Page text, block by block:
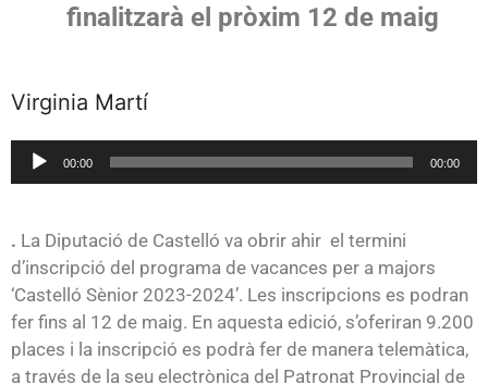
finalitzarà el pròxim 12 de maig
Virginia Martí
Reproductor
de
00:00 00:00
. La Diputació de Castelló va obrir ahir el termini
d’inscripció del programa de vacances per a majors
‘Castelló Sènior 2023-2024’. Les inscripcions es podran
fer fins al 12 de maig. En aquesta edició, s’oferiran 9.200
places i la inscripció es podrà fer de manera telemàtica,
a través de la seu electrònica del Patronat Provincial de